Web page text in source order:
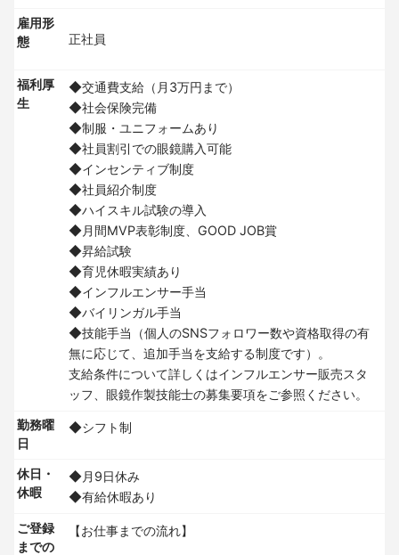
雇用形
態
正社員
福利厚
生
◆交通費支給（月3万円まで）
◆社会保険完備
◆制服・ユニフォームあり
◆社員割引での眼鏡購入可能
◆インセンティブ制度
◆社員紹介制度
◆ハイスキル試験の導入
◆月間MVP表彰制度、GOOD JOB賞
◆昇給試験
◆育児休暇実績あり
◆インフルエンサー手当
◆バイリンガル手当
◆技能手当（個人のSNSフォロワー数や資格取得の有
無に応じて、追加手当を支給する制度です）。
支給条件について詳しくはインフルエンサー販売スタ
ッフ、眼鏡作製技能士の募集要項をご参照ください。
勤務曜
日
◆シフト制
休日・
休暇
◆月9日休み
◆有給休暇あり
ご登録
までの
【お仕事までの流れ】